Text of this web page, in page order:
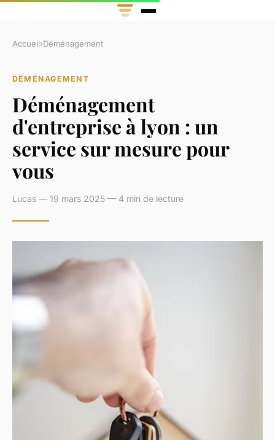
Accueil›Déménagement
DÉMÉNAGEMENT
Déménagement
d'entreprise à lyon : un
service sur mesure pour
vous
Lucas — 19 mars 2025 — 4 min de lecture